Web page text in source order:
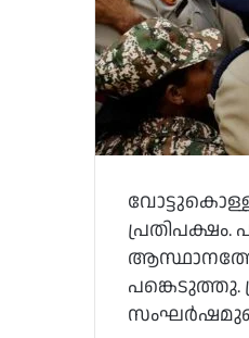
പ്രതിപക്ഷം.
പങ്കെടുത്തു.